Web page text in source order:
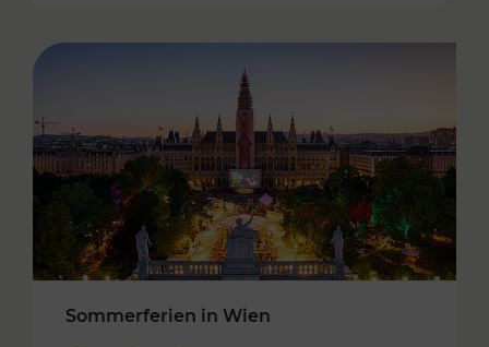
Sommerferien in Wien